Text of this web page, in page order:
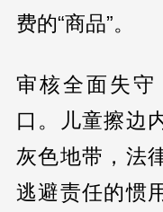
费的“商品”。
审核全面失守
口。儿童擦边
灰色地带，法
逃避责任的惯